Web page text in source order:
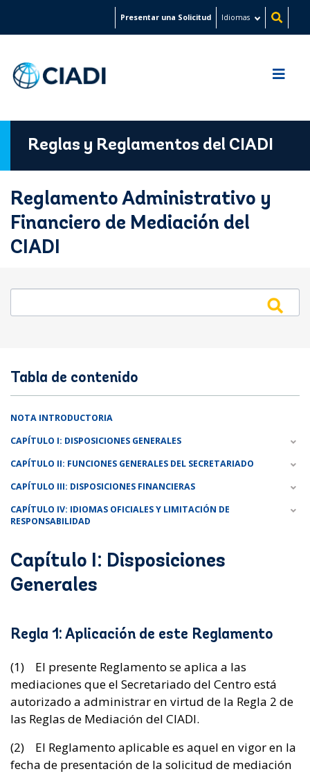
Presentar una Solicitud Idiomas
Reglas y Reglamentos del CIADI
Reglamento Administrativo y
Financiero de Mediación del
CIADI
Capítulo I: Disposiciones
Generales
Regla 1: Aplicación de este Reglamento
(1) El presente Reglamento se aplica a las
mediaciones que el Secretariado del Centro está
autorizado a administrar en virtud de la Regla 2 de
las Reglas de Mediación del CIADI.
(2) El Reglamento aplicable es aquel en vigor en la
fecha de presentación de la solicitud de mediación
Tabla de contenido
NOTA INTRODUCTORIA
CAPÍTULO I: DISPOSICIONES GENERALES
CAPÍTULO II: FUNCIONES GENERALES DEL SECRETARIADO
CAPÍTULO III: DISPOSICIONES FINANCIERAS
CAPÍTULO IV: IDIOMAS OFICIALES Y LIMITACIÓN DE
RESPONSABILIDAD